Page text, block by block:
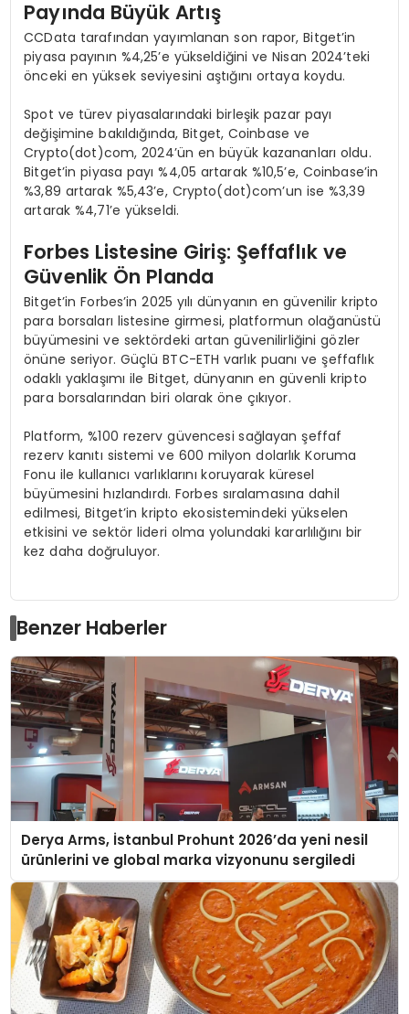
Payında Büyük Artış
CCData tarafından yayımlanan son rapor, Bitget’in
piyasa payının %4,25’e yükseldiğini ve Nisan 2024’teki
önceki en yüksek seviyesini aştığını ortaya koydu.
Spot ve türev piyasalarındaki birleşik pazar payı
değişimine bakıldığında, Bitget, Coinbase ve
Crypto(dot)com, 2024’ün en büyük kazananları oldu.
Bitget’in piyasa payı %4,05 artarak %10,5’e, Coinbase’in
%3,89 artarak %5,43’e, Crypto(dot)com’un ise %3,39
artarak %4,71’e yükseldi.
Forbes Listesine Giriş: Şeffaflık ve
Güvenlik Ön Planda
Bitget’in Forbes’in 2025 yılı dünyanın en güvenilir kripto
para borsaları listesine girmesi, platformun olağanüstü
büyümesini ve sektördeki artan güvenilirliğini gözler
önüne seriyor. Güçlü BTC-ETH varlık puanı ve şeffaflık
odaklı yaklaşımı ile Bitget, dünyanın en güvenli kripto
para borsalarından biri olarak öne çıkıyor.
Platform, %100 rezerv güvencesi sağlayan şeffaf
rezerv kanıtı sistemi ve 600 milyon dolarlık Koruma
Fonu ile kullanıcı varlıklarını koruyarak küresel
büyümesini hızlandırdı. Forbes sıralamasına dahil
edilmesi, Bitget’in kripto ekosistemindeki yükselen
etkisini ve sektör lideri olma yolundaki kararlılığını bir
kez daha doğruluyor.
Benzer Haberler
Derya Arms, İstanbul Prohunt 2026’da yeni nesil
ürünlerini ve global marka vizyonunu sergiledi